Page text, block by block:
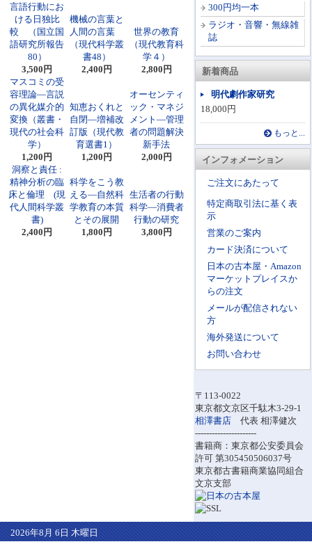
300円均一本
ラジオ・音響・無線雑
誌
新着商品
明代劇作家研究
18,000円
もっと...
インフォメーション
ご注文にあたって
特定商取引法に基く表
示
営業のご案内
カード決済について
日本の古本屋・Amazon
マーケットプレイスか
らの注文
メールが配信されない
方
海外発送について
お問い合わせ
〒113-0022
東京都文京区千駄木3-29-1
相澤書店 代表 相澤健次
----------------------
書籍商：東京都公安委員会
許可 第305450506037号
東京都古書籍商業協同組合
文京支部
言語行動にお
ける日独比
較 （国立国
語研究所報告
80）
3,500円
機械の言葉と
人間の言葉
（現代科学叢
書48）
2,400円
世界の教育
（現代教育科
学４）
2,800円
マスコミの受
容理論―言説
の異化媒介的
変換（叢書・
現代の社会科
学）
1,200円
知恵おくれと
自閉―増補改
訂版（現代教
育選書1）
1,200円
オーセンティ
ック・マネジ
メント―管理
者の問題解決
新手法
2,000円
洞察と責任 :
精神分析の臨
床と倫理 (現
代人間科学叢
書)
2,400円
科学をこう教
える―自然科
学教育の本質
とその展開
1,800円
生活者の行動
科学―消費者
行動の研究
3,800円
2026年8月 6日 木曜日